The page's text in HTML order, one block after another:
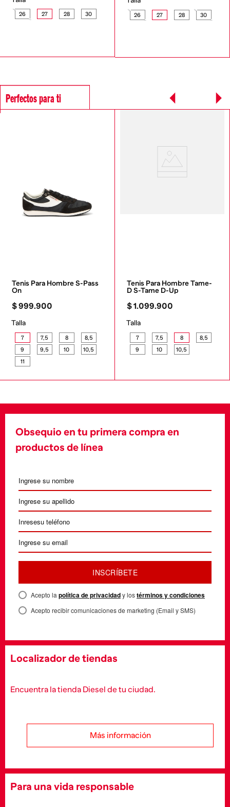
26 27 28 30 26 27 28 30
Perfectos para ti
Tenis Para Hombre S-Pass
On
$999.900
Talla
7 7,5 8
8,5
9
9,5 10
10,5
11
Tenis Para Hombre Tame-
D S-Tame D-Up
$1.099.900
Talla
7 7,5 8
8,5
9
10 10,5
Obsequio en tu primera compra en
productos de línea
INSCRÍBETE
Acepto la política de privacidady lostérminos y condiciones
Acepto recibir comunicaciones de marketing (Email y SMS)
Localizador de tiendas
Encuentra la tienda Diesel de tu ciudad.
Más información
Para una vida responsable